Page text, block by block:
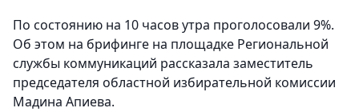
По состоянию на 10 часов утра проголосовали 9%.
Об этом на брифинге на площадке Региональной
службы коммуникаций рассказала заместитель
председателя областной избирательной комиссии
Мадина Апиева.